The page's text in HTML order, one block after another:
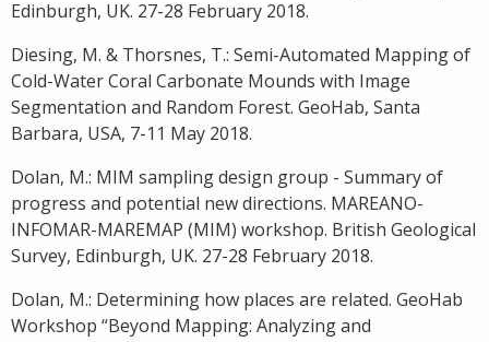
Edinburgh, UK. 27-28 February 2018.
Diesing, M. & Thorsnes, T.: Semi-Automated Mapping of
Cold-Water Coral Carbonate Mounds with Image
Segmentation and Random Forest. GeoHab, Santa
Barbara, USA, 7-11 May 2018.
Dolan, M.: MIM sampling design group - Summary of
progress and potential new directions. MAREANO-
INFOMAR-MAREMAP (MIM) workshop. British Geological
Survey, Edinburgh, UK. 27-28 February 2018.
Dolan, M.: Determining how places are related. GeoHab
Workshop “Beyond Mapping: Analyzing and